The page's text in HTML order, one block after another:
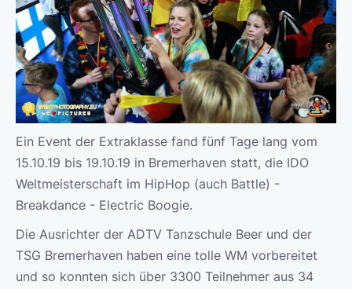
Ein Event der Extraklasse fand fünf Tage lang vom
15.10.19 bis 19.10.19 in Bremerhaven statt, die IDO
Weltmeisterschaft im HipHop (auch Battle) -
Breakdance - Electric Boogie.
Die Ausrichter der ADTV Tanzschule Beer und der
TSG Bremerhaven haben eine tolle WM vorbereitet
und so konnten sich über 3300 Teilnehmer aus 34